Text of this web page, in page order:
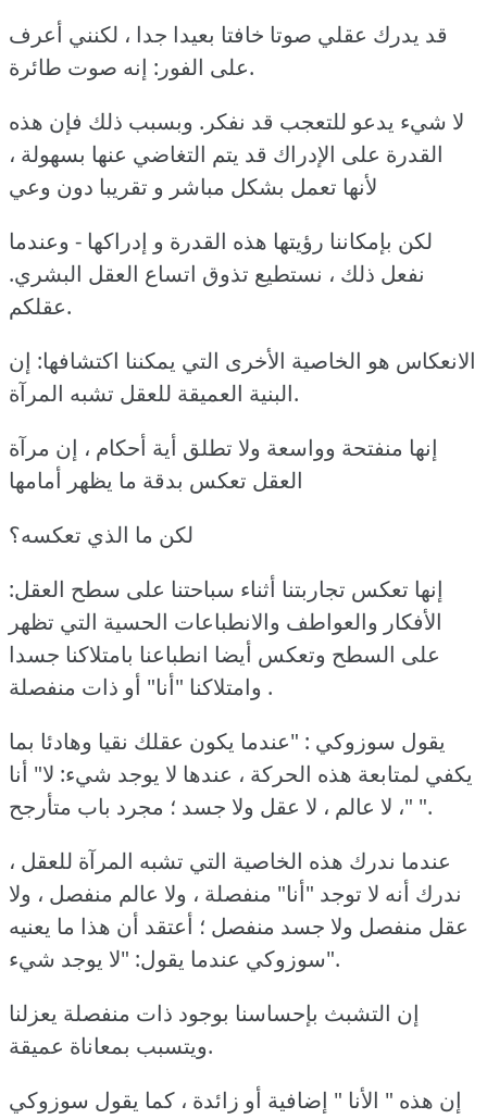
قد يدرك عقلي صوتا خافتا بعيدا جدا ، لكنني أعرف
على الفور: إنه صوت طائرة.
لا شيء يدعو للتعجب قد نفكر. وبسبب ذلك فإن هذه
القدرة على الإدراك قد يتم التغاضي عنها بسهولة ،
لأنها تعمل بشكل مباشر و تقريبا دون وعي
لكن بإمكاننا رؤيتها هذه القدرة و إدراكها - وعندما
نفعل ذلك ، نستطيع تذوق اتساع العقل البشري.
عقلكم.
الانعكاس هو الخاصية الأخرى التي يمكننا اكتشافها: إن
البنية العميقة للعقل تشبه المرآة.
إنها منفتحة وواسعة ولا تطلق أية أحكام ، إن مرآة
العقل تعكس بدقة ما يظهر أمامها
لكن ما الذي تعكسه؟
إنها تعكس تجاربتنا أثناء سباحتنا على سطح العقل:
الأفكار والعواطف والانطباعات الحسية التي تظهر
على السطح وتعكس أيضا انطباعنا بامتلاكنا جسدا
وامتلاكنا "أنا" أو ذات منفصلة .
يقول سوزوكي : "عندما يكون عقلك نقيا وهادئا بما
يكفي لمتابعة هذه الحركة ، عندها لا يوجد شيء: لا" أنا
"، لا عالم ، لا عقل ولا جسد ؛ مجرد باب متأرجح ".
عندما ندرك هذه الخاصية التي تشبه المرآة للعقل ،
ندرك أنه لا توجد "أنا" منفصلة ، ولا عالم منفصل ، ولا
عقل منفصل ولا جسد منفصل ؛ أعتقد أن هذا ما يعنيه
سوزوكي عندما يقول: "لا يوجد شيء".
إن التشبث بإحساسنا بوجود ذات منفصلة يعزلنا
ويتسبب بمعاناة عميقة.
إن هذه " الأنا " إضافية أو زائدة ، كما يقول سوزوكي